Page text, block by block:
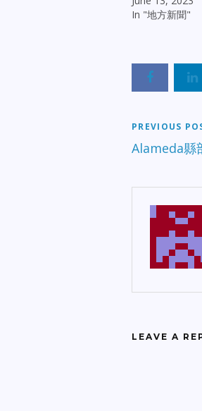
In "地方新聞"
PREVIOUS
Alameda縣
LEAVE A